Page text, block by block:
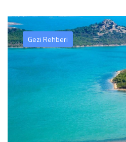
Gezi Rehberi